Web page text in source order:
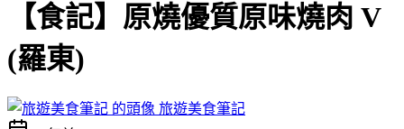
【食記】原燒優質原味燒肉 V
(羅東)
旅遊美食筆記